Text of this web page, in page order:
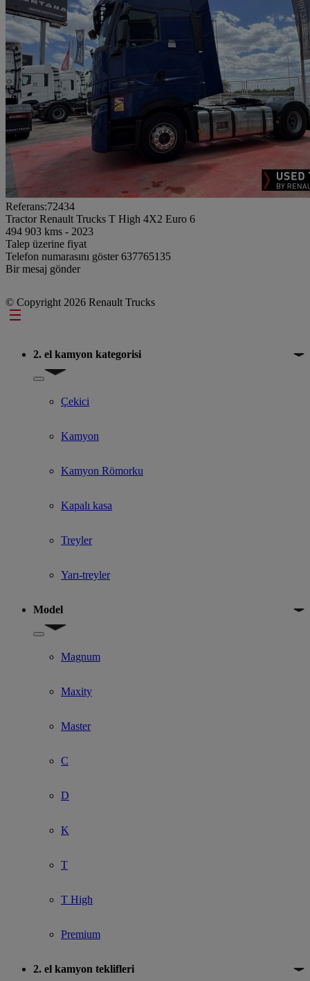
Referans:72434
Tractor Renault Trucks T High 4X2 Euro 6
494 903 kms - 2023
Talep üzerine fiyat
Telefon numarasını göster637765135
Bir mesaj gönder
© Copyright 2026 Renault Trucks
Footer
2. el kamyon kategorisi
Show submenu for 2. el kamyon kategorisi
Çekici
Kamyon
Kamyon Römorku
Kapalı kasa
Treyler
Yarı-treyler
Model
Show submenu for Model
Magnum
Maxity
Master
C
D
K
T
T High
Premium
2. el kamyon teklifleri